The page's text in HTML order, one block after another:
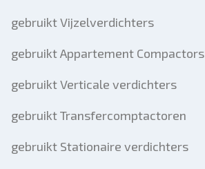
gebruikt Vijzelverdichters
gebruikt Appartement Compactors
gebruikt Verticale verdichters
gebruikt Transfercomptactoren
gebruikt Stationaire verdichters